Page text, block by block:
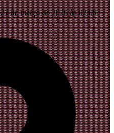
de março de 2026 às 02:00